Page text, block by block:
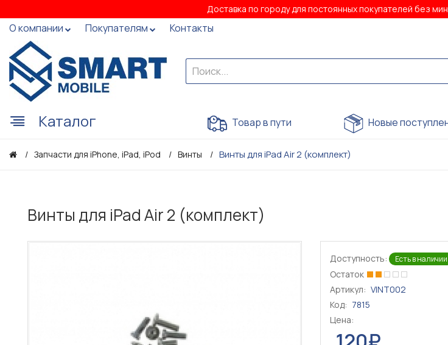
Доставка по городу для постоянных покупателей без
О компании Покупателям Контакты
Каталог Товар в пути Новые
Запчасти для iPhone, iPad, iPod Винты Винты для iPad Air 2 (комплект)
Винты для iPad Air 2 (комплект)
Доступность: Есть в наличии
Остаток
Артикул: VINT002
Код: 7815
Цена: